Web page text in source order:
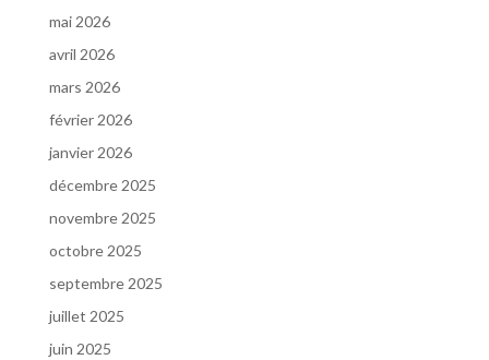
mai 2026
avril 2026
mars 2026
février 2026
janvier 2026
décembre 2025
novembre 2025
octobre 2025
septembre 2025
juillet 2025
juin 2025